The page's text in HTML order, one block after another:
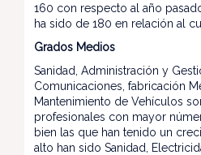
160 con respecto al año
ha sido de 180 en relación al
Grados Medios
Sanidad, Administración y
Comunicaciones, fabricación
Mantenimiento de Vehículos
profesionales con mayor
bien las que han tenido un
alto han sido Sanidad,